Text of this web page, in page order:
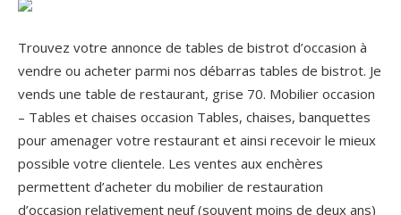
Trouvez votre annonce de tables de bistrot d’occasion à
vendre ou acheter parmi nos débarras tables de bistrot. Je
vends une table de restaurant, grise 70. Mobilier occasion
– Tables et chaises occasion Tables, chaises, banquettes
pour amenager votre restaurant et ainsi recevoir le mieux
possible votre clientele. Les ventes aux enchères
permettent d’acheter du mobilier de restauration
d’occasion relativement neuf (souvent moins de deux ans)